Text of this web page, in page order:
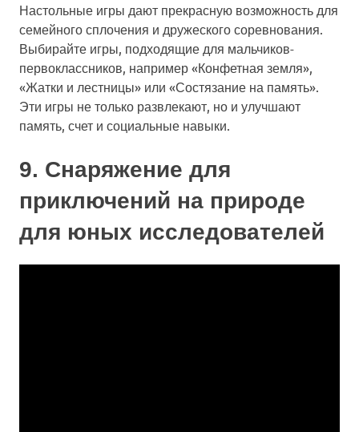
Настольные игры дают прекрасную возможность для
семейного сплочения и дружеского соревнования.
Выбирайте игры, подходящие для мальчиков-
первоклассников, например «Конфетная земля»,
«Жатки и лестницы» или «Состязание на память».
Эти игры не только развлекают, но и улучшают
память, счет и социальные навыки.
9. Снаряжение для
приключений на природе
для юных исследователей